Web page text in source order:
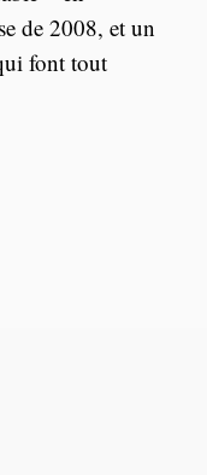
de 2008, et un
font tout